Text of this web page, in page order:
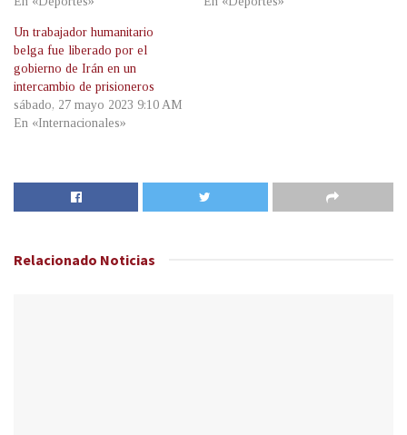
Un trabajador humanitario
belga fue liberado por el
gobierno de Irán en un
intercambio de prisioneros
sábado, 27 mayo 2023 9:10 AM
En «Internacionales»
Relacionado Noticias